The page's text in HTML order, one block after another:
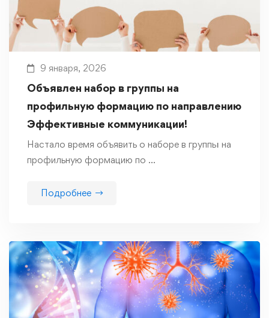
9 января, 2026
Объявлен набор в группы на
профильную формацию по направлению
Эффективные коммуникации!
Настало время объявить о наборе в группы на
профильную формацию по …
Подробнее